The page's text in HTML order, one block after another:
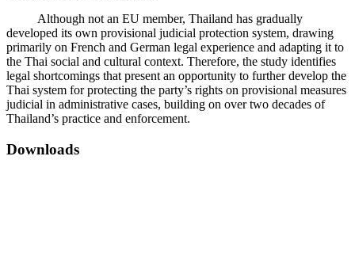
Although not an EU member, Thailand has gradually
developed its own provisional judicial protection system, drawing
primarily on French and German legal experience and adapting it to
the Thai social and cultural context. Therefore, the study identifies
legal shortcomings that present an opportunity to further develop the
Thai system for protecting the party’s rights on provisional measures
judicial in administrative cases, building on over two decades of
Thailand’s practice and enforcement.
Downloads